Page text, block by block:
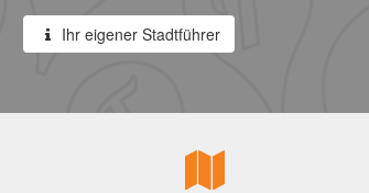
Ihr eigener Stadtführer